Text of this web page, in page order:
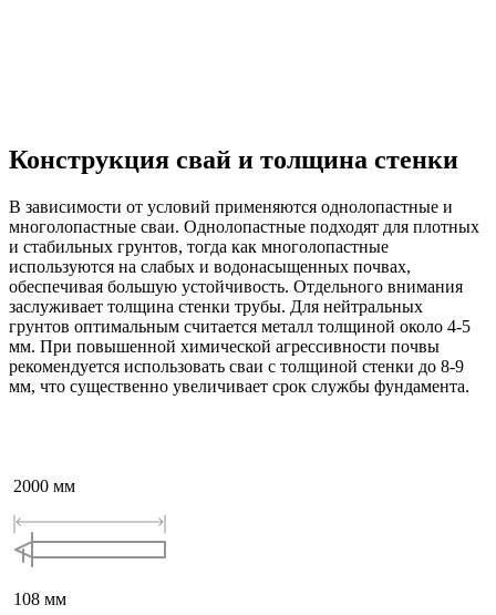
Конструкция свай и толщина стенки
В зависимости от условий применяются однолопастные и
многолопастные сваи. Однолопастные подходят для плотных
и стабильных грунтов, тогда как многолопастные
используются на слабых и водонасыщенных почвах,
обеспечивая большую устойчивость. Отдельного внимания
заслуживает толщина стенки трубы. Для нейтральных
грунтов оптимальным считается металл толщиной около 4-5
мм. При повышенной химической агрессивности почвы
рекомендуется использовать сваи с толщиной стенки до 8-9
мм, что существенно увеличивает срок службы фундамента.
2000 мм
108 мм